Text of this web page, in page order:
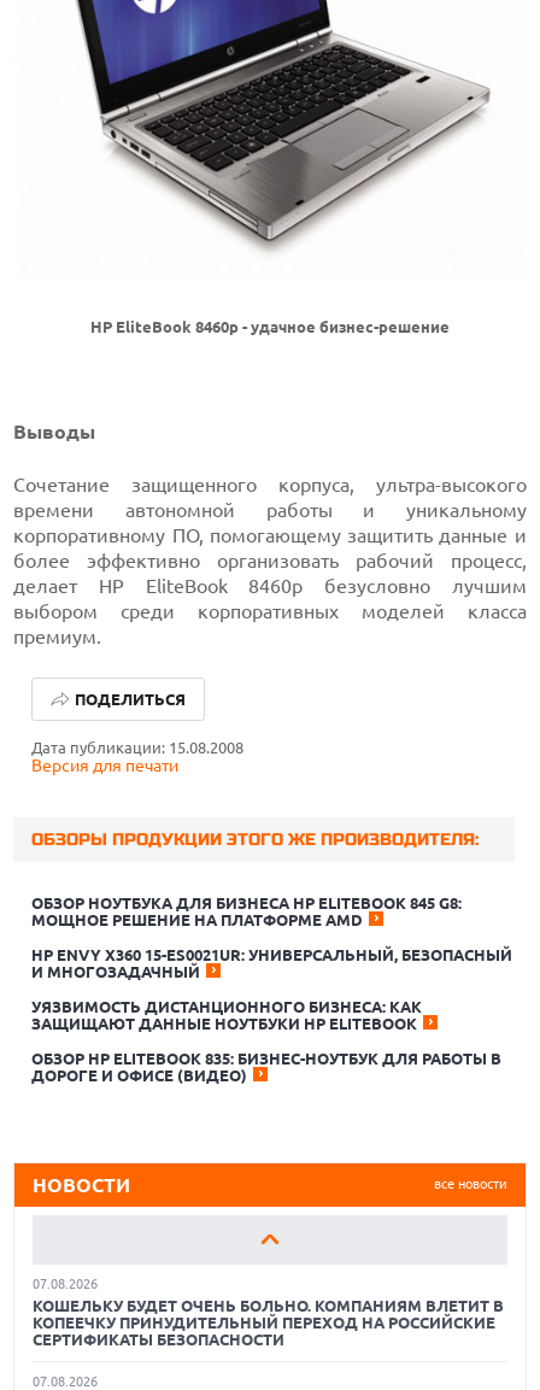
HP EliteBook 8460p - удачное бизнес-решение
Выводы
Сочетание защищенного корпуса, ультра-высокого
времени автономной работы и уникальному
корпоративному ПО, помогающему защитить данные и
более эффективно организовать рабочий процесс,
делает HP EliteBook 8460p безусловно лучшим
выбором среди корпоративных моделей класса
премиум.
Дата публикации: 15.08.2008
Версия для печати
ПОДЕЛИТЬСЯ
ОБЗОРЫ ПРОДУКЦИИ ЭТОГО ЖЕ ПРОИЗВОДИТЕЛЯ:
ОБЗОР НОУТБУКА ДЛЯ БИЗНЕСА HP ELITEBOOK 845 G8:
МОЩНОЕ РЕШЕНИЕ НА ПЛАТФОРМЕ AMD
HP ENVY X360 15-ES0021UR: УНИВЕРСАЛЬНЫЙ, БЕЗОПАСНЫЙ
И МНОГОЗАДАЧНЫЙ
УЯЗВИМОСТЬ ДИСТАНЦИОННОГО БИЗНЕСА: КАК
ЗАЩИЩАЮТ ДАННЫЕ НОУТБУКИ HP ELITEBOOK
ОБЗОР HP ELITEBOOK 835: БИЗНЕС-НОУТБУК ДЛЯ РАБОТЫ В
ДОРОГЕ И ОФИСЕ (ВИДЕО)
все новости
НОВОСТИ
06.08.2026
РАЗРАБОТЧИКОМ ИИ-МОДЕЛЕЙ Z.AI
МИЛЛИАРДОВ
ЛЕГЧЕ И БЫСТРЕЕ: «ИНАЧЕ МЫ НЕ ВЫЖИВЕМ»
07.08.2026
КОШЕЛЬКУ БУДЕТ ОЧЕНЬ БОЛЬНО. КОМПАНИЯМ ВЛЕТИТ В
КОПЕЕЧКУ ПРИНУДИТЕЛЬНЫЙ ПЕРЕХОД НА РОССИЙСКИЕ
СЕРТИФИКАТЫ БЕЗОПАСНОСТИ
07.08.2026